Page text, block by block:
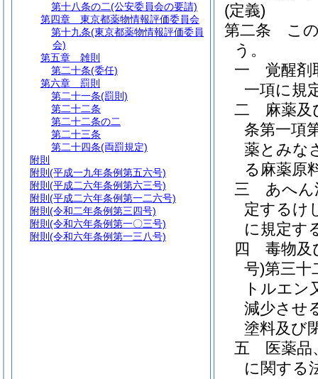
(定義)
第二条
こ
う。
一
覚醒剤
一項に規
二
麻薬及
条第一項
薬とみな
る麻薬原
三
あへん
定するけ
に規定す
四
毒物及
号)第三十
トルエン
減少させ
塗料及び
五
医薬
に関する
第十八条の二(公安委員会の要請)
第四章
東京都薬物情報評価委員会
第十九条(東京都薬物情報評価委員
会)
第五章
雑則
第二十条(委任)
第六章
罰則
第二十一条(罰則)
第二十二条
第二十二条の二
第二十三条
第二十四条(両罰規定)
附則
附則 (平成一九年条例第五六号)
附則 (平成二六年条例第六三号)
附則 (平成二六年条例第一二六号)
附則 (令和二年条例第三四号)
附則 (令和六年条例第一〇三号)
附則 (令和六年条例第一三八号)